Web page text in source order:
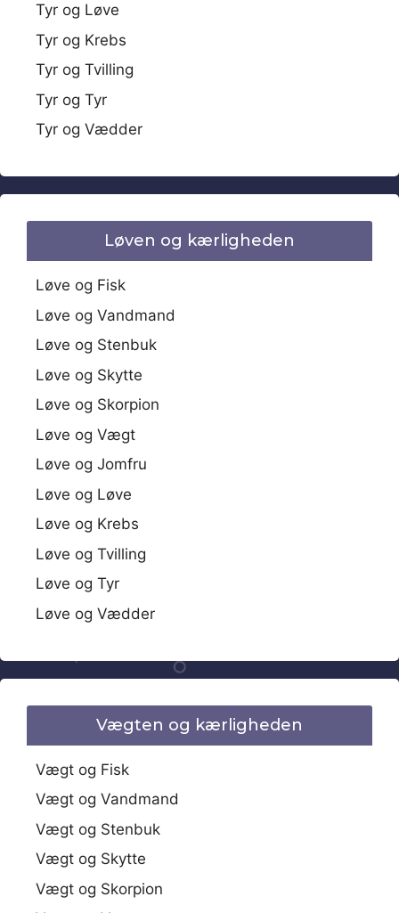
Tyr og Løve
Tyr og Krebs
Tyr og Tvilling
Tyr og Tyr
Tyr og Vædder
Løven og kærligheden
Løve og Fisk
Løve og Vandmand
Løve og Stenbuk
Løve og Skytte
Løve og Skorpion
Løve og Vægt
Løve og Jomfru
Løve og Løve
Løve og Krebs
Løve og Tvilling
Løve og Tyr
Løve og Vædder
Vægten og kærligheden
Vægt og Fisk
Vægt og Vandmand
Vægt og Stenbuk
Vægt og Skytte
Vægt og Skorpion